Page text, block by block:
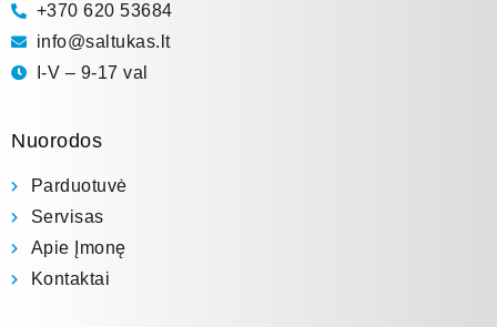
+370 620 53684
info@saltukas.lt
I-V – 9-17 val
Nuorodos
Parduotuvė
Servisas
Apie Įmonę
Kontaktai